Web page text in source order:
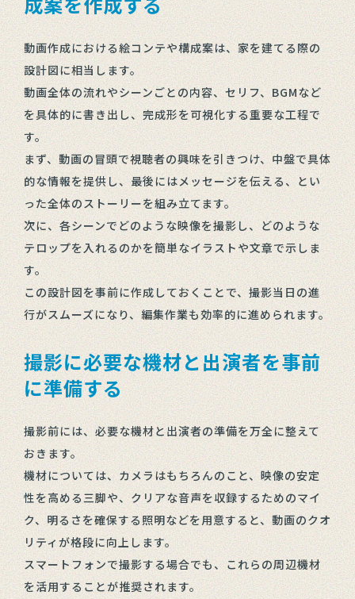
動画作成における絵コンテや構成案は、家を建てる際の
設計図に相当します。
動画全体の流れやシーンごとの内容、セリフ、BGMなど
を具体的に書き出し、完成形を可視化する重要な工程で
す。
まず、動画の冒頭で視聴者の興味を引きつけ、中盤で具体
的な情報を提供し、最後にはメッセージを伝える、とい
った全体のストーリーを組み立てます。
次に、各シーンでどのような映像を撮影し、どのような
テロップを入れるのかを簡単なイラストや文章で示しま
す。
この設計図を事前に作成しておくことで、撮影当日の進
行がスムーズになり、編集作業も効率的に進められます。
撮影に必要な機材と出演者を事前
に準備する
撮影前には、必要な機材と出演者の準備を万全に整えて
おきます。
機材については、カメラはもちろんのこと、映像の安定
性を高める三脚や、クリアな音声を収録するためのマイ
ク、明るさを確保する照明などを用意すると、動画のクオ
リティが格段に向上します。
スマートフォンで撮影する場合でも、これらの周辺機材
を活用することが推奨されます。